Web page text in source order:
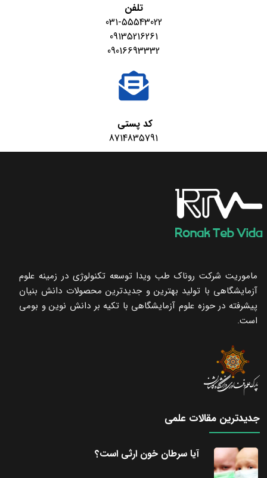
تلفن
031-55543022
09135216261
09016693332
کد پستی
8714835791
ماموریت شرکت روناک طب ویدا توسعه تکنولوژی در زمینه علوم
آزمایشگاهی با تولید بهترین و جدیدترین محصولات دانش بنیان
پیشرفته در حوزه علوم آزمایشگاهی با تکیه ‌بر دانش نوین و بومی
است.
جدیدترین مقالات علمی
آیا سرطان خون ارثی است؟